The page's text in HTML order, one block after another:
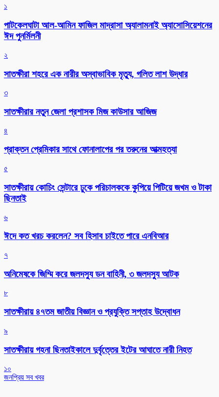
১
পাটকেলঘাটা আল-আমিন ফাজিল মাদ্রাসা অ্যালামনাই অ্যাসোসিয়েশনের
ঈদ পুনর্মিলনী
২
সাতক্ষীরা শহরে এক নারীর অস্বাভাবিক মৃত্যু, গলিত লাশ উদ্ধার
৩
সাতক্ষীরার নতুন জেলা প্রশাসক মিজ কাউসার আজিজ
৪
প্রাক্তন প্রেমিকার সাথে ফোনালাপের পর তরুনের আত্মহত্যা
৫
সাতক্ষীরায় কোচিং সেন্টারে ঢুকে পরিচালককে কুপিয়ে পিটিয়ে জখম ও টাকা
ছিনতাই
৬
ঈদে কত খরচ করলেন? সব হিসাব চাইতে পারে এনবিআর
৭
অনিমেষকে জিম্মি করে জলদস্যু ডন বাহিনী, ৩ জলদস্যু আটক
৮
সাতক্ষীরায় ৪৭তম জাতীয় বিজ্ঞান ও প্রযুক্তি সপ্তাহ উদ্বোধন
৯
সাতক্ষীরায় গহনা ছিনতাইকালে দুর্বৃত্তের ইটের আঘাতে নারী নিহত
১০
জনপ্রিয় সব খবর